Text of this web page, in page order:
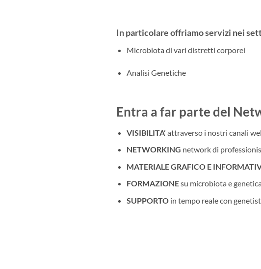
In particolare offriamo servizi nei
Microbiota di vari distretti corporei
Analisi Genetiche
Entra a far parte del
VISIBILITA’ attraverso i nostri canali
NETWORKING network di
MATERIALE GRAFICO E
FORMAZIONEsu microbiota e
SUPPORTOin tempo reale con